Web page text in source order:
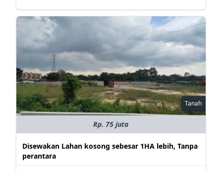
Tanah
Rp. 75 juta
Disewakan Lahan kosong sebesar 1HA lebih, Tanpa
perantara